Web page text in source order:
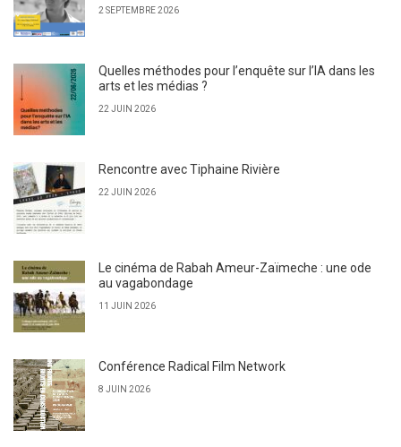
2 SEPTEMBRE 2026
Quelles méthodes pour l’enquête sur l’IA dans les
arts et les médias ?
22 JUIN 2026
Rencontre avec Tiphaine Rivière
22 JUIN 2026
Le cinéma de Rabah Ameur-Zaïmeche : une ode
au vagabondage
11 JUIN 2026
Conférence Radical Film Network
8 JUIN 2026